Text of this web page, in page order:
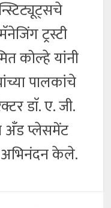
ट्रस्टी
कोल्हे यांनी
पालकांचे
डाॅ. ए. जी.
अँड प्लेसमेंट
अभिनंदन केले.